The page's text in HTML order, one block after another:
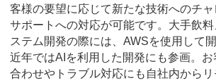
客様の要望に応じて新たな技術へのチ
サポートへの対応が可能です。大手飲
ステム開発の際には、AWSを使用して
近年ではAIを利用した開発にも参画。
合わせやトラブル対応にも自社内から